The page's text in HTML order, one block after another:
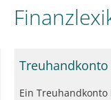
Treuhandkonto
Ein